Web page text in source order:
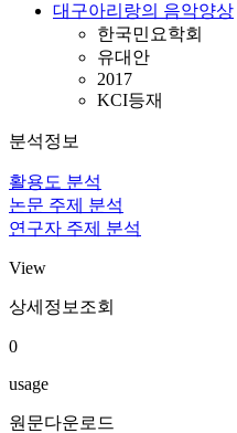
대구아리랑의 음악양상
한국민요학회
유대안
2017
KCI등재
분석정보
활용도 분석
논문 주제 분석
연구자 주제 분석
View
상세정보조회
0
usage
원문다운로드